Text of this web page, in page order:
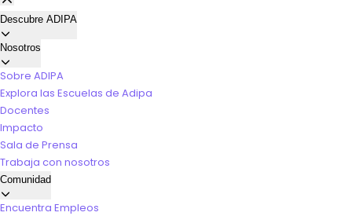
Descubre ADIPA
Nosotros
Sobre ADIPA
Explora las Escuelas de Adipa
Docentes
Impacto
Sala de Prensa
Trabaja con nosotros
Comunidad
Encuentra Empleos